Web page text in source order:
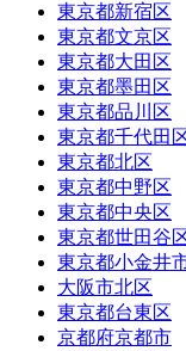
東京都新宿区
東京都文京区
東京都大田区
東京都墨田区
東京都品川区
東京都千代田
東京都北区
東京都中野区
東京都中央区
東京都世田谷
東京都小金井
大阪市北区
東京都台東区
京都府京都市